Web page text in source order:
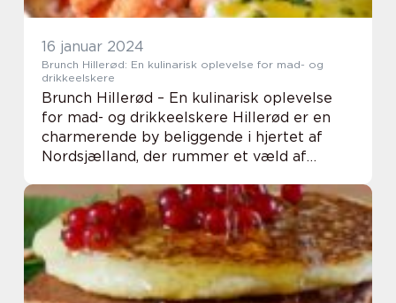
16 januar 2024
Brunch Hillerød: En kulinarisk oplevelse for mad- og
drikkeelskere
Brunch Hillerød – En kulinarisk oplevelse
for mad- og drikkeelskere Hillerød er en
charmerende by beliggende i hjertet af
Nordsjælland, der rummer et væld af
populære madoplevelser i byen er brunch.
Brunc...